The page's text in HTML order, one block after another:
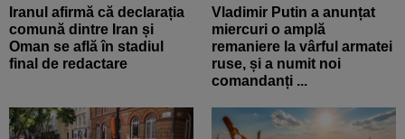
Iranul afirmă că declarația
comună dintre Iran și
Oman se află în stadiul
final de redactare
Vladimir Putin a anunțat
miercuri o amplă
remaniere la vârful armatei
ruse, și a numit noi
comandanți ...